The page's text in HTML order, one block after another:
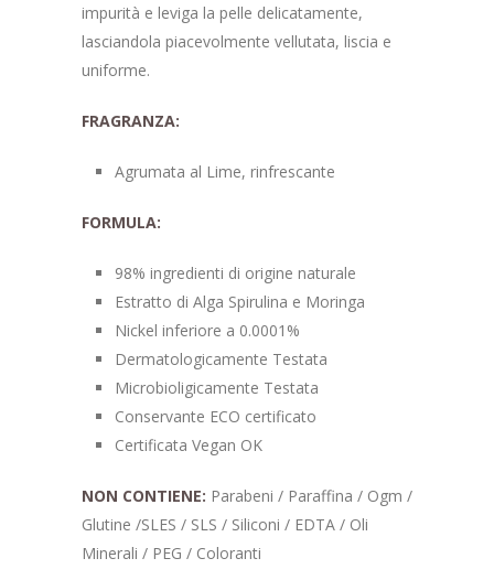
impurità e leviga la pelle delicatamente,
lasciandola piacevolmente vellutata, liscia e
uniforme.
FRAGRANZA:
Agrumata al Lime, rinfrescante
FORMULA:
98% ingredienti di origine naturale
Estratto di Alga Spirulina e Moringa
Nickel inferiore a 0.0001%
Dermatologicamente Testata
Microbioligicamente Testata
Conservante ECO certificato
Certificata Vegan OK
NON CONTIENE: Parabeni / Paraffina / Ogm /
Glutine /SLES / SLS / Siliconi / EDTA / Oli
Minerali / PEG / Coloranti